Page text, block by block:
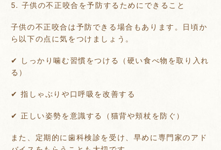
5. 子供の不正咬合を予防するためにできること
子供の不正咬合は予防できる場合もあります。日頃か
ら以下の点に気をつけましょう。
✔ しっかり噛む習慣をつける（硬い食べ物を取り入れ
る）
✔ 指しゃぶりや口呼吸を改善する
✔ 正しい姿勢を意識する（猫背や頬杖を防ぐ）
また、定期的に歯科検診を受け、早めに専門家のアド